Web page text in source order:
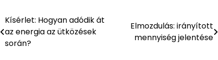
Bejegyzés
navigáció
Kísérlet: Hogyan adódik át
az energia az ütközések
során?
Elmozdulás: irányított
mennyiség jelentése